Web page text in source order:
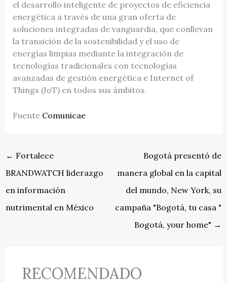
el desarrollo inteligente de proyectos de eficiencia
energética a través de una gran oferta de
soluciones integradas de vanguardia, que conllevan
la transición de la sostenibilidad y el uso de
energías limpias mediante la integración de
tecnologías tradicionales con tecnologías
avanzadas de gestión energética e Internet of
Things (IoT) en todos sus ámbitos.
Fuente Comunicae
← Fortalece
BRANDWATCH liderazgo
en información
nutrimental en México
Bogotá presentó de
manera global en la capital
del mundo, New York, su
campaña "Bogotá, tu casa "
Bogotá, your home" →
RECOMENDADO